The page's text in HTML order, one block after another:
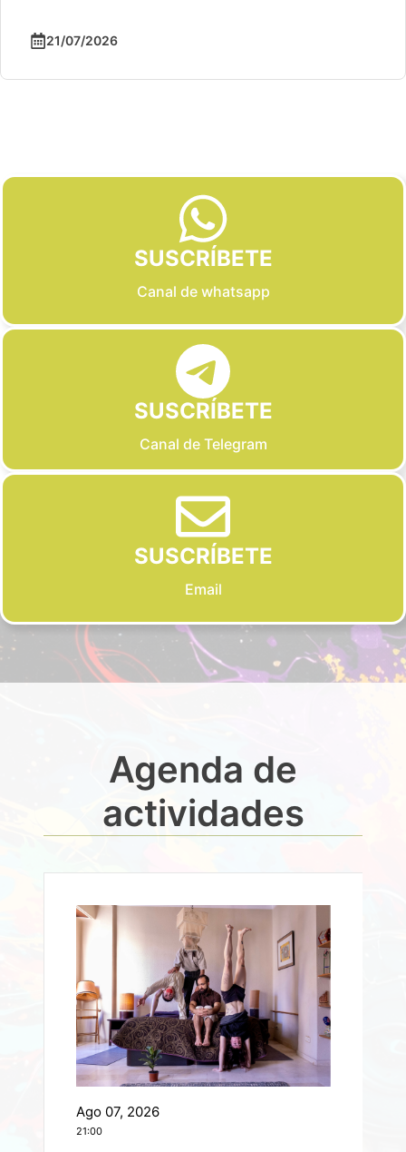
21/07/2026
SUSCRÍBETE
Canal de whatsapp
SUSCRÍBETE
Canal de Telegram
SUSCRÍBETE
Email
Agenda de
actividades
Ago 07, 2026
21:00